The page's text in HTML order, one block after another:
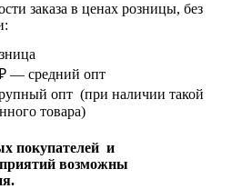
заказа в ценах розницы, без
— средний опт
опт (при наличии такой
товара)
покупателей и
возможны